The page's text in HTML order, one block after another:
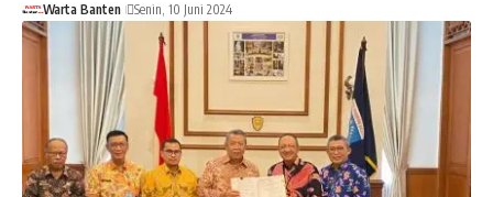
Warta Banten Senin, 10 Juni 2024